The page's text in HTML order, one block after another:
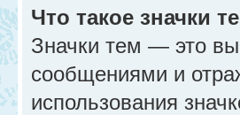
Что такое значки
Значки тем — это
сообщениями и
использования